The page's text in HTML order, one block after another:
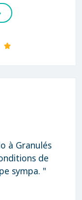
à Granulés
de
sympa. "